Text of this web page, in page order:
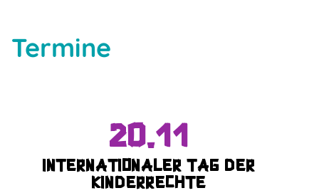
Termine
20.11
Internationaler Tag der
Kinderrechte